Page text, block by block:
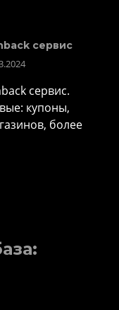
сервис
сервис.
купоны,
более